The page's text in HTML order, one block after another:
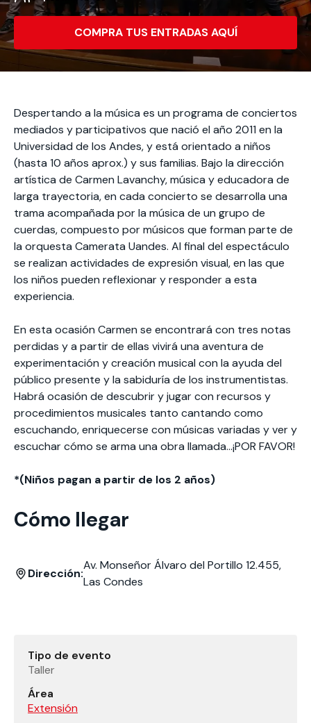
cursos
estadías
interesar:
students
interesar:
2025
vinculación con la
Extensión Cultural
intercambio
COMPRA TUS ENTRADAS AQUÍ
Despertando a la música es un programa de conciertos
mediados y participativos que nació el año 2011 en la
Universidad de los Andes, y está orientado a niños
(hasta 10 años aprox.) y sus familias. Bajo la dirección
artística de Carmen Lavanchy, música y educadora de
larga trayectoria, en cada concierto se desarrolla una
trama acompañada por la música de un grupo de
cuerdas, compuesto por músicos que forman parte de
la orquesta Camerata Uandes. Al final del espectáculo
se realizan actividades de expresión visual, en las que
los niños pueden reflexionar y responder a esta
experiencia.
En esta ocasión Carmen se encontrará con tres notas
perdidas y a partir de ellas vivirá una aventura de
experimentación y creación musical con la ayuda del
público presente y la sabiduría de los instrumentistas.
Habrá ocasión de descubrir y jugar con recursos y
procedimientos musicales tanto cantando como
escuchando, enriquecerse con músicas variadas y ver y
escuchar cómo se arma una obra llamada…¡POR FAVOR!
*(Niños pagan a partir de los 2 años)
Cómo llegar
Dirección:
Av. Monseñor Álvaro del Portillo 12.455,
Las Condes
Tipo de evento
Taller
Área
Extensión